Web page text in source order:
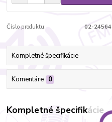
Číslo produktu: 02-24564
Kompletné špecifikácie
Komentáre 0
Kompletné špecifikácie